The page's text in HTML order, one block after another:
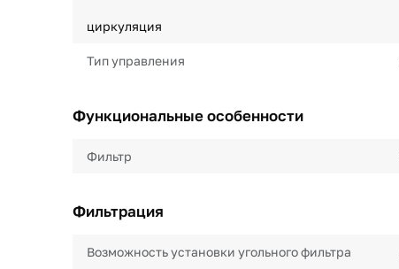
циркуляция
Тип управления
Функциональные особенности
Фильтр
Фильтрация
Возможность установки угольного фильтра